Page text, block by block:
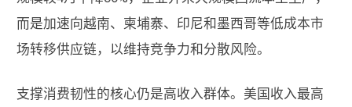
而是加速向越南、柬埔寨、印尼和墨西哥等低成本市
场转移供应链，以维持竞争力和分散风险。
支撑消费韧性的核心仍是高收入群体。美国收入最高